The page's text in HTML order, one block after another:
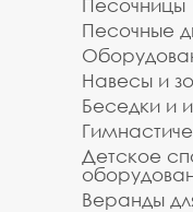
Песочницы
Песочные
Навесы и
Беседки и
Детское
Веранды